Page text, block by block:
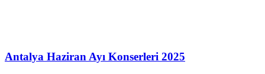
Antalya Haziran Ayı Konserleri 2025